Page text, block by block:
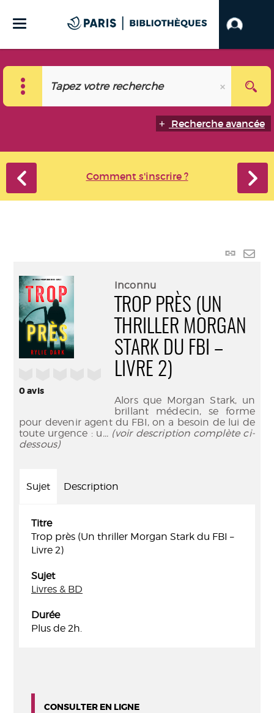
Recherche avancée
Comment s'inscrire ?
Lien
0avis
Inconnu
TROP PRÈS (UN
THRILLER MORGAN
STARK DU FBI –
LIVRE 2)
Alors que Morgan Stark, un
brillant médecin, se forme
pour devenir agent du FBI, on a besoin de lui de
toute urgence : u... (voir description complète ci-
dessous)
Sujet Description
Titre
Trop près (Un thriller Morgan Stark du FBI –
Livre 2)
Sujet
Livres & BD
Durée
Plus de 2h.
CONSULTER EN LIGNE